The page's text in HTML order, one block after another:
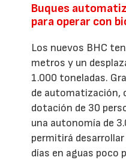
Buques
para operar con
Los nuevos BHC
metros y un
1.000 toneladas.
de automatización,
dotación de 30
una autonomía de
permitirá
días en aguas poco